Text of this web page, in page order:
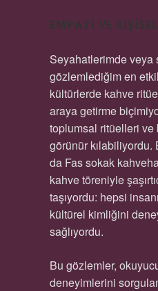
EMPATI VE
Seyahatlerimde veya
gözlemlediğim en
kültürlerde kahve
araya getirme
toplumsal ritüelleri
görünür
da Fas sokak
kahve töreniyle
taşıyordu: hepsi
kültürel kimliğini
sağlıyordu.
Bu gözlemler,
deneyimlerini